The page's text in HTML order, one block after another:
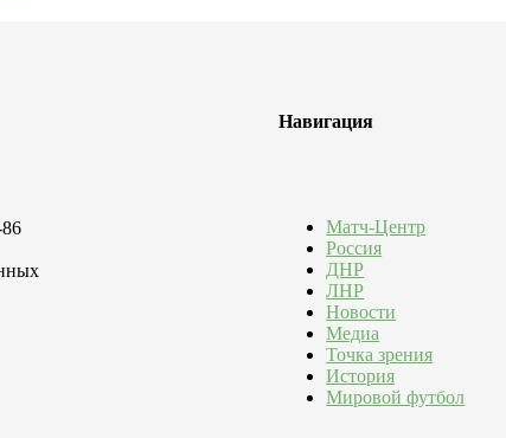
Навигация
Матч-Центр
Россия
ДНР
ЛНР
Новости
Медиа
Точка зрения
История
Мировой футбол